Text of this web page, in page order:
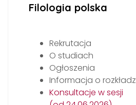
Filologia polska
Rekrutacja
O studiach
Ogłoszenia
Informacja o
Konsultacje w sesji